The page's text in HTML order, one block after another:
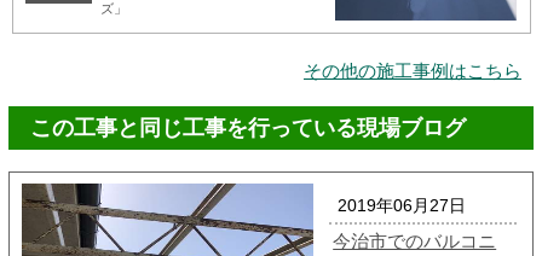
ズ」
その他の施工事例はこちら
この工事と同じ工事を行っている現場ブログ
2019年06月27日
今治市でのバルコニ